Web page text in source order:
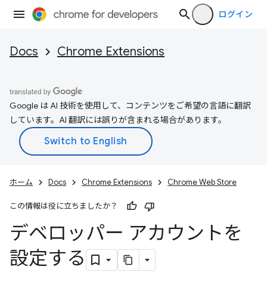
ログイン
Docs Chrome Extensions
Google は AI 技術を使用して、コンテンツをご希望の言語に翻訳
しています。AI 翻訳には誤りが含まれる場合があります。
ホーム Docs Chrome Extensions Chrome Web Store
この情報は役に立ちましたか？
デベロッパー アカウントを
設定する